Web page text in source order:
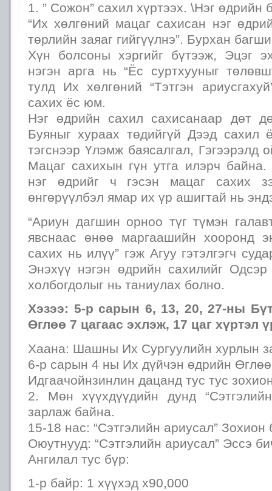
1. ” Сожон” сахил хүртээх. \Нэг өдрийн
“Их хөлгөний мацаг сахисан нэг
төрлийн заяаг гийгүүлнэ”. Бурхан
Хүн болсоны хэргийг бүтээж, Эцэг
нэгэн арга нь “Ёс суртхууныг
тулд Их хөлгөний “Тэтгэн
сахих ёс юм.
Нэг өдрийн сахил сахисанаар дөт
Буяныг хураах төдийгүй Дээд сахил
тэгснээр Үлэмж баясалгал, Гэгээрэлд
Мацаг сахихын гүн утга илэрч
нэг өдрийг ч гэсэн мацаг сахих
өнгөрүүлбэл ямар их үр ашигтай нь
“Ариун дагшин орноо түг түмэн
явснаас өнөө маргаашийн хооронд
сахих нь илүү” гэж Агуу гэтэлгэгч
Энэхүү нэгэн өдрийн сахилийг
холбогдолыг нь таниулах болно.
Хэзээ: 5-р сарын 6, 13, 20, 27-ны
Өглөө 7 цагаас эхлэж, 17 цаг хүртэл
Хаана: Шашны Их Сургуулийн хурлын
6-р сарын 4 ны Их дүйчэн өдрийн
Идгаачойнзинлин дацанд тус тус
2. Мөн хүүхдүүдийн дунд
зарлаж байна.
15-18 нас: “Сэтгэлийн ариусал” Зохион
Оюутнууд: “Сэтгэлийн ариусал” Эссэ
Ангилал тус бүр:
1-р байр: 1 хүүхэд х90,000